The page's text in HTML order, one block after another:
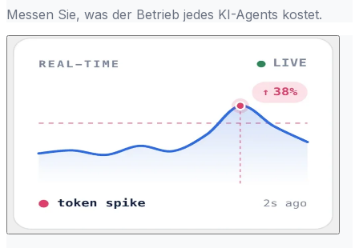
Messen Sie, was der Betrieb jedes KI-Agents kostet.